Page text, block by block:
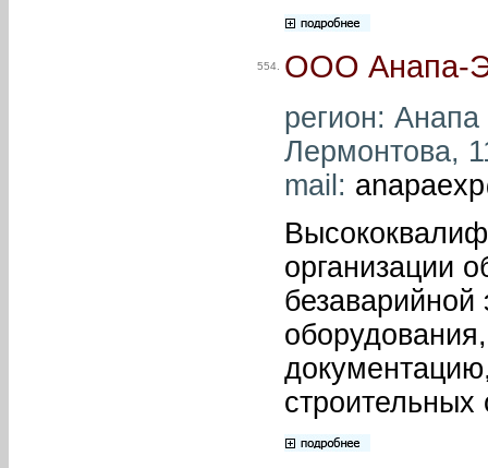
554. ООО Анапа-
регион:
Лермонтова,
mail:
организации
безаварийной
строительных